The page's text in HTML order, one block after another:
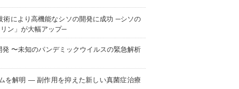
術により高機能なシソの開発に成功 ─シソの
ン」が大幅アップ─
〜未知のパンデミックウイルスの緊急解析
を解明 ― 副作用を抑えた新しい真菌症治療